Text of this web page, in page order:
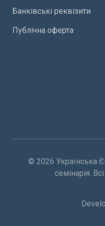
Банківські реквізити
Публічна оферта
© 2026 Українська
семінарія.